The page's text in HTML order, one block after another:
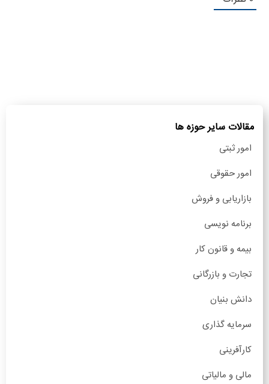
مقالات سایر حوزه ها
امور ثبتی
امور حقوقی
بازاریابی و فروش
برنامه نویسی
بیمه و قانون کار
تجارت و بازرگانی
دانش بنیان
سرمایه گذاری
کارآفرینی
مالی و مالیاتی